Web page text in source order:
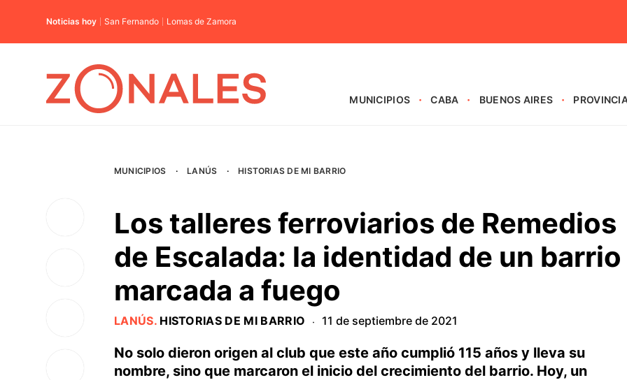
Noticias hoy San Fernando Lomas de Zamora
MUNICIPIOS CABA BUENOS AIRES
MUNICIPIOS · LANÚS · HISTORIAS DE MI BARRIO
Los talleres ferroviarios de Remedios
de Escalada: la identidad de un barrio
marcada a fuego
LANÚS. HISTORIAS DE MI BARRIO · 11 de septiembre de 2021
No solo dieron origen al club que este año cumplió 115 años y lleva su
nombre, sino que marcaron el inicio del crecimiento del barrio. Hoy, un